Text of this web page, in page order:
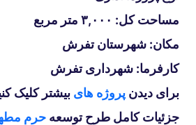
مساحت کل: ۳,۰۰۰ متر مربع
مکان: شهرستان تفرش
کارفرما: شهرداری تفرش
برای دیدن پروژه های بیشتر کلیک
جزئیات کامل طرح توسعه حرم